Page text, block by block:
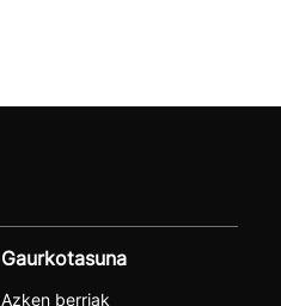
Gaurkotasuna
Azken berriak